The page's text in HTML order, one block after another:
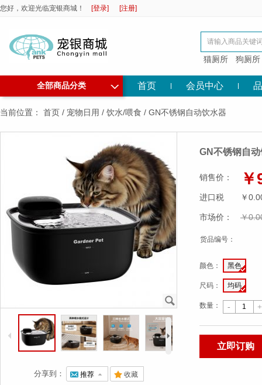
您好，欢迎光临宠银商城！ [登录] [注册]
猫厕所 狗厕所
全部商品分类 ◇ 首页 会员中心
当前位置： 首页 / 宠物日用 / 饮水/喂食 / GN不锈钢自动饮水器
J
4 5
分享到： @ 推荐 7 . 收藏
GN不锈钢自
销售价：
进口税 ￥
市场价： ￥
货品编号：
颜色 ： 黑色
尺码 ： 均码
数量： - +
立即订购